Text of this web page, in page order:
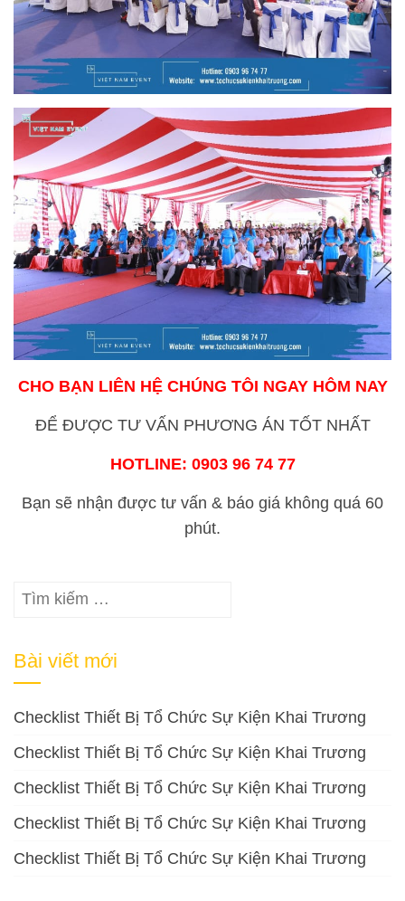
CHO BẠN LIÊN HỆ CHÚNG TÔI NGAY HÔM NAY
ĐỂ ĐƯỢC TƯ VẤN PHƯƠNG ÁN TỐT NHẤT
HOTLINE: 0903 96 74 77
Bạn sẽ nhận được tư vấn & báo giá không quá 60
phút.
Tìm
Bài viết mới
Checklist Thiết Bị Tổ Chức Sự Kiện Khai Trương
Checklist Thiết Bị Tổ Chức Sự Kiện Khai Trương
Checklist Thiết Bị Tổ Chức Sự Kiện Khai Trương
Checklist Thiết Bị Tổ Chức Sự Kiện Khai Trương
Checklist Thiết Bị Tổ Chức Sự Kiện Khai Trương